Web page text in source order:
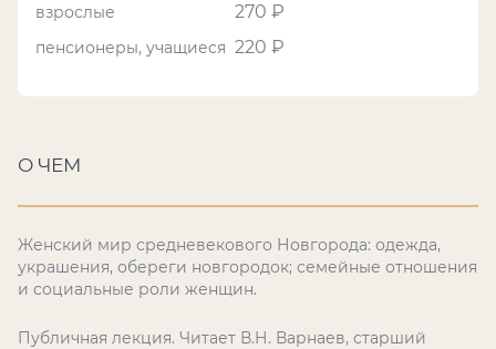
взрослые 270 ₽
пенсионеры, учащиеся 220 ₽
О ЧЕМ
Женский мир средневекового Новгорода: одежда,
украшения, обереги новгородок; семейные отношения
и социальные роли женщин.
Публичная лекция. Читает В.Н. Варнаев, старший